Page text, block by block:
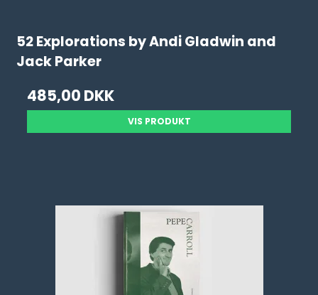
52 Explorations by Andi Gladwin and
Jack Parker
485,00 DKK
VIS PRODUKT